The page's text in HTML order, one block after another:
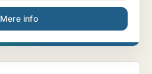
Mere info